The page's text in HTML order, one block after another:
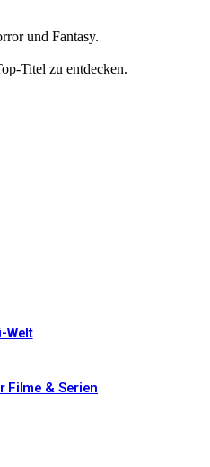
und Fantasy.
Titel zu entdecken.
Welt
Filme & Serien